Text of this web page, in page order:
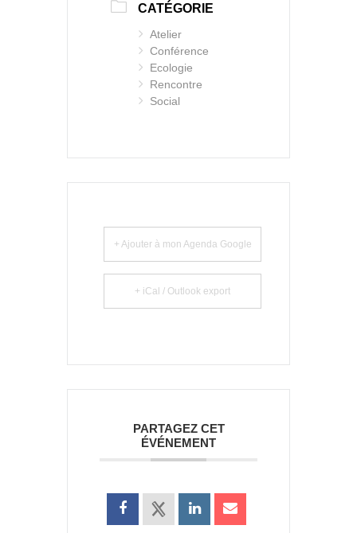
CATÉGORIE
Atelier
Conférence
Ecologie
Rencontre
Social
+ Ajouter à mon Agenda Google
+ iCal / Outlook export
PARTAGEZ CET
ÉVÉNEMENT